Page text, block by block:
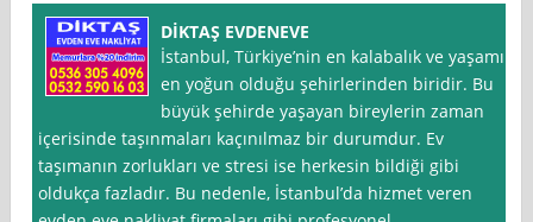
DİKTAŞ EVDENEVE
İstanbul, Türkiye’nin en kalabalık ve yaşamın
en yoğun olduğu şehirlerinden biridir. Bu
büyük şehirde yaşayan bireylerin zaman
içerisinde taşınmaları kaçınılmaz bir durumdur. Ev
taşımanın zorlukları ve stresi ise herkesin bildiği gibi
oldukça fazladır. Bu nedenle, İstanbul’da hizmet veren